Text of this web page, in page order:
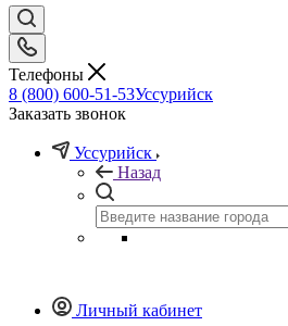
Телефоны
8 (800) 600-51-53Уссурийск
Заказать звонок
Уссурийск
Назад
Личный кабинет